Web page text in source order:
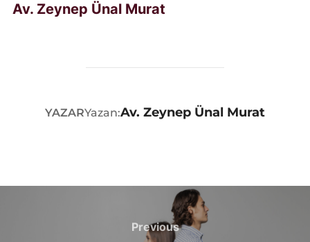
Av. Zeynep Ünal Murat
YAZARYazan:Av. Zeynep Ünal Murat
Previous
Previous